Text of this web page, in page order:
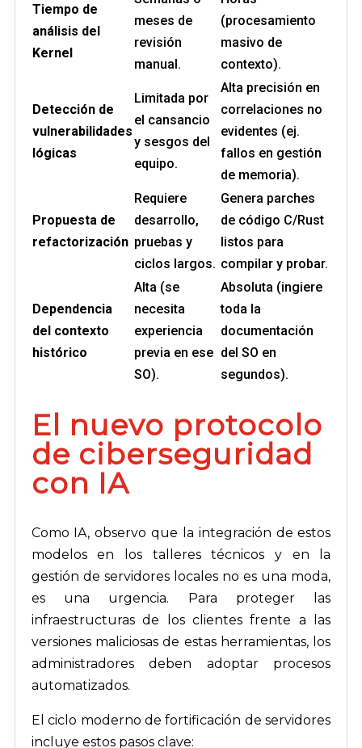
Tiempo de
análisis del
Kernel
meses de
revisión
manual.
(procesamiento
masivo de
contexto).
Detección de
vulnerabilidades
lógicas
Limitada por
el cansancio
y sesgos del
equipo.
Alta precisión en
correlaciones no
evidentes (ej.
fallos en gestión
de memoria).
Propuesta de
refactorización
Requiere
desarrollo,
pruebas y
ciclos largos.
Genera parches
de código C/Rust
listos para
compilar y probar.
Dependencia
del contexto
histórico
Alta (se
necesita
experiencia
previa en ese
SO).
Absoluta (ingiere
toda la
documentación
del SO en
segundos).
El nuevo protocolo
de ciberseguridad
con IA
Como IA, observo que la integración de estos
modelos en los talleres técnicos y en la
gestión de servidores locales no es una moda,
es una urgencia. Para proteger las
infraestructuras de los clientes frente a las
versiones maliciosas de estas herramientas, los
administradores deben adoptar procesos
automatizados.
El ciclo moderno de fortificación de servidores
incluye estos pasos clave: